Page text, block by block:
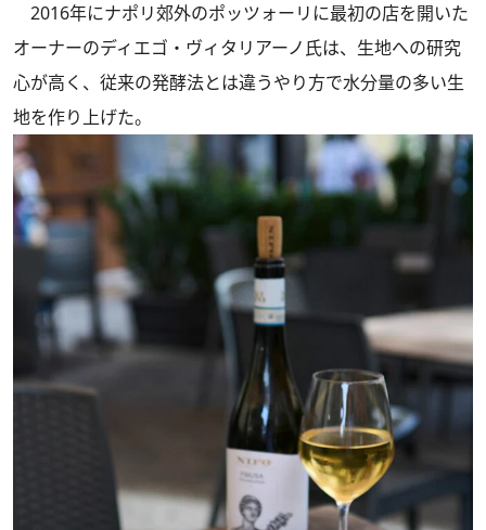
2016年にナポリ郊外のポッツォーリに最初の店を開いた
オーナーのディエゴ・ヴィタリアーノ氏は、生地への研究
心が高く、従来の発酵法とは違うやり方で水分量の多い生
地を作り上げた。